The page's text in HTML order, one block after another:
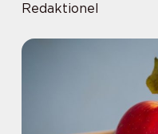
Redaktionel